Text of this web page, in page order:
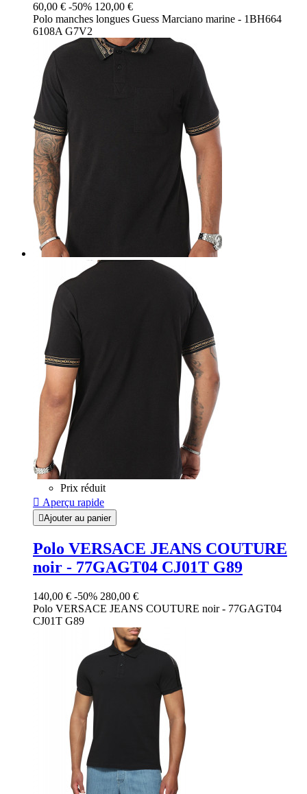
60,00 € -50% 120,00 €
Polo manches longues Guess Marciano marine - 1BH664
6108A G7V2
Prix réduit
 Aperçu rapide
Ajouter au panier
Polo VERSACE JEANS COUTURE
noir - 77GAGT04 CJ01T G89
140,00 € -50% 280,00 €
Polo VERSACE JEANS COUTURE noir - 77GAGT04
CJ01T G89